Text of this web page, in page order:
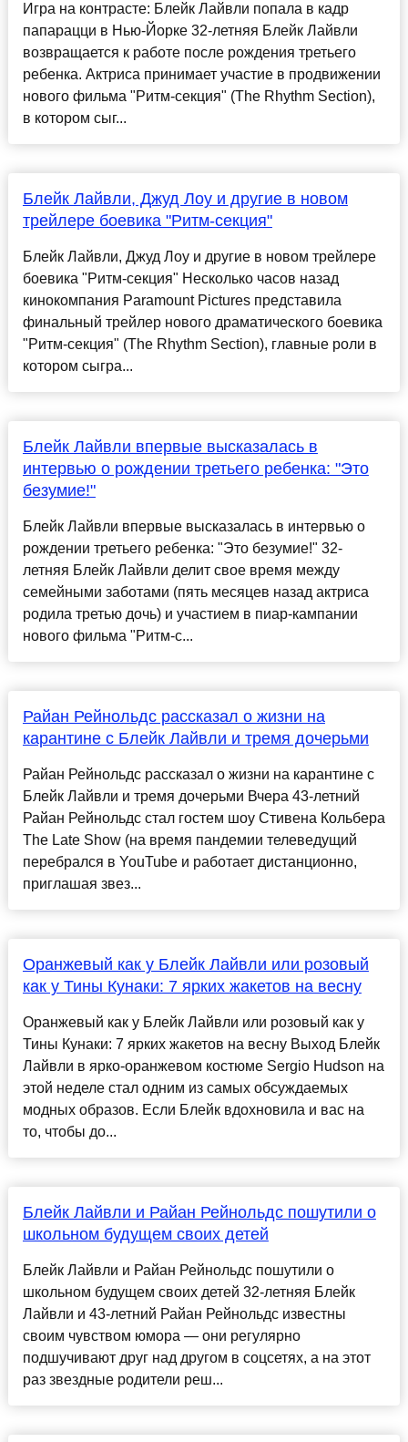
Игра на контрасте: Блейк Лайвли попала в кадр
папарацци в Нью-Йорке 32-летняя Блейк Лайвли
возвращается к работе после рождения третьего
ребенка. Актриса принимает участие в продвижении
нового фильма "Ритм-секция" (The Rhythm Section),
в котором сыг...
Блейк Лайвли, Джуд Лоу и другие в новом
трейлере боевика "Ритм-секция"
Блейк Лайвли, Джуд Лоу и другие в новом трейлере
боевика "Ритм-секция" Несколько часов назад
кинокомпания Paramount Pictures представила
финальный трейлер нового драматического боевика
"Ритм-секция" (The Rhythm Section), главные роли в
котором сыгра...
Блейк Лайвли впервые высказалась в
интервью о рождении третьего ребенка: "Это
безумие!"
Блейк Лайвли впервые высказалась в интервью о
рождении третьего ребенка: "Это безумие!" 32-
летняя Блейк Лайвли делит свое время между
семейными заботами (пять месяцев назад актриса
родила третью дочь) и участием в пиар-кампании
нового фильма "Ритм-с...
Райан Рейнольдс рассказал о жизни на
карантине с Блейк Лайвли и тремя дочерьми
Райан Рейнольдс рассказал о жизни на карантине с
Блейк Лайвли и тремя дочерьми Вчера 43-летний
Райан Рейнольдс стал гостем шоу Стивена Кольбера
The Late Show (на время пандемии телеведущий
перебрался в YouTube и работает дистанционно,
приглашая звез...
Оранжевый как у Блейк Лайвли или розовый
как у Тины Кунаки: 7 ярких жакетов на весну
Оранжевый как у Блейк Лайвли или розовый как у
Тины Кунаки: 7 ярких жакетов на весну Выход Блейк
Лайвли в ярко-оранжевом костюме Sergio Hudson на
этой неделе стал одним из самых обсуждаемых
модных образов. Если Блейк вдохновила и вас на
то, чтобы до...
Блейк Лайвли и Райан Рейнольдс пошутили о
школьном будущем своих детей
Блейк Лайвли и Райан Рейнольдс пошутили о
школьном будущем своих детей 32-летняя Блейк
Лайвли и 43-летний Райан Рейнольдс известны
своим чувством юмора — они регулярно
подшучивают друг над другом в соцсетях, а на этот
раз звездные родители реш...